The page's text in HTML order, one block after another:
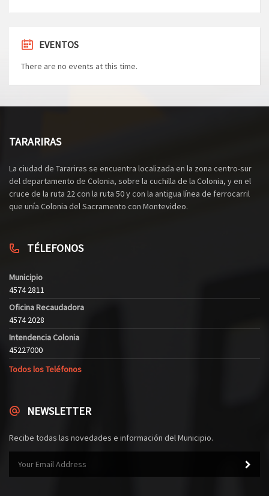
EVENTOS
There are no events at this time.
TARARIRAS
La ciudad de Tarariras se encuentra localizada en la zona centro-sur
del departamento de Colonia, sobre la cuchilla de la Colonia, y en el
cruce de la ruta 22 con la ruta 50 y con la antigua línea de ferrocarril
que unía Colonia del Sacramento con Montevideo.
TÉLEFONOS
Municipio
4574 2811
Oficina Recaudadora
4574 2028
Intendencia Colonia
45227000
Todos los Teléfonos
NEWSLETTER
Recibe todas las novedades e información del Municipio.